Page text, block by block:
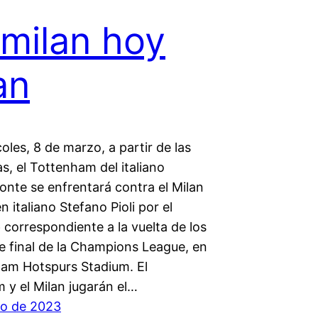
hoy
8 de marzo, a partir de las
el Tottenham del italiano
se enfrentará contra el Milan
italiano Stefano Pioli por el
a la vuelta de los
final de la Champions League, en
Hotspurs Stadium. El
y el Milan jugarán el…
de 2023